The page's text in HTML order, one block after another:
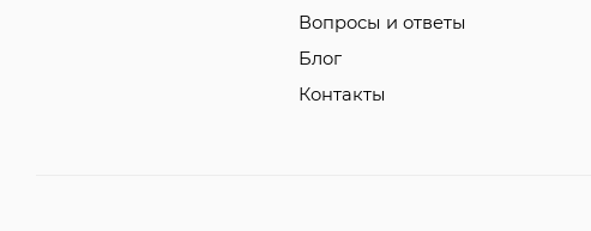
Вопросы и ответы
Блог
Контакты